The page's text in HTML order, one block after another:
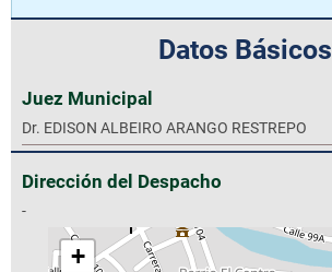
Datos Básicos
Juez Municipal
Dr. EDISON ALBEIRO ARANGO RESTREPO
Dirección del Despacho
-
+